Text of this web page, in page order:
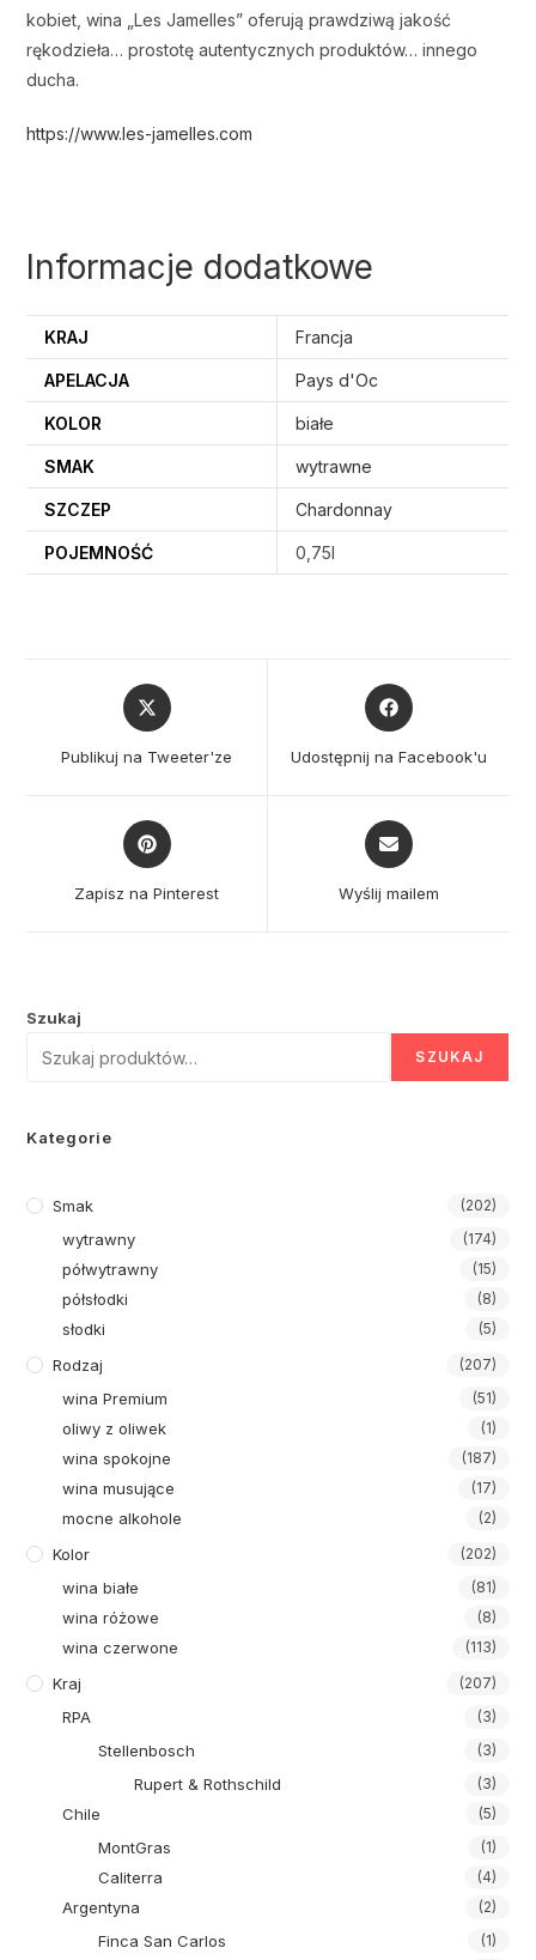
kobiet, wina „Les Jamelles” oferują prawdziwą jakość
rękodzieła… prostotę autentycznych produktów… innego
ducha.
https://www.les-jamelles.com
Informacje dodatkowe
KRAJ Francja
APELACJA Pays d'Oc
KOLOR białe
SMAK wytrawne
SZCZEP Chardonnay
POJEMNOŚĆ 0,75l
Opens
in
Publikuj na Tweeter'ze
Opens
in
new
Udostępnij na Facebook'u
Opens
in
Zapisz na Pinterest
Opens
in
new
Wyślij mailem
Szukaj
SZUKAJ
Kategorie
Smak (202)
wytrawny (174)
półwytrawny (15)
półsłodki (8)
słodki (5)
Rodzaj (207)
wina Premium (51)
oliwy z oliwek (1)
wina spokojne (187)
wina musujące (17)
mocne alkohole (2)
Kolor (202)
wina białe (81)
wina różowe (8)
wina czerwone (113)
Kraj (207)
RPA (3)
Stellenbosch (3)
Rupert & Rothschild (3)
Chile (5)
MontGras (1)
Caliterra (4)
Argentyna (2)
Finca San Carlos (1)